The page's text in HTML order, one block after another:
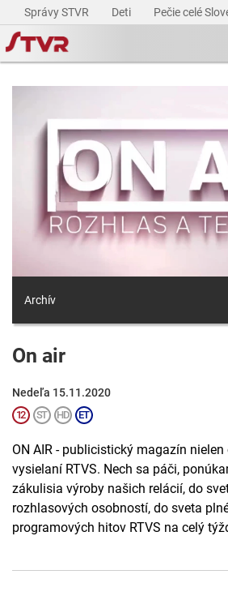
Správy STVR Deti Pečie celé
Archív
On air
Nedeľa 15.11.2020
ON AIR - publicistický magazín
vysielaní RTVS. Nech sa páči,
zákulisia výroby našich relácií, do
rozhlasových osobností, do sveta
programových hitov RTVS na celý